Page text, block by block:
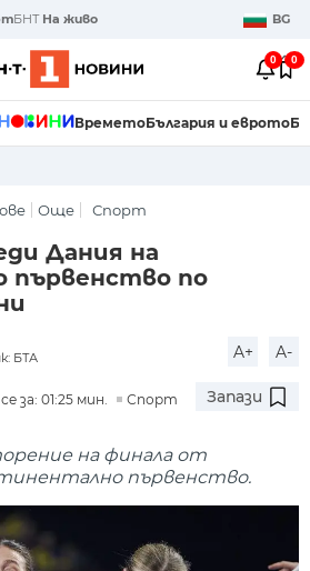
БНТ На живо BG
0 0
ВреметоБългария и еврото
Още Спорт
Дания на
първенство по
БТА A+ A-
за: 01:25 мин. Спорт Запази
на финала от
първенство.